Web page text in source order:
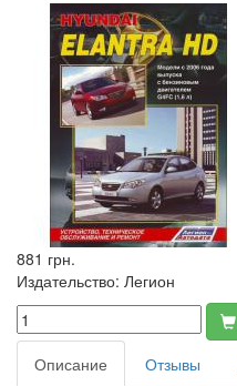
881 грн.
Издательство: Легион
Описание
Отзывы